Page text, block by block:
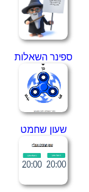
ספינר השאלות
שעון שחמט